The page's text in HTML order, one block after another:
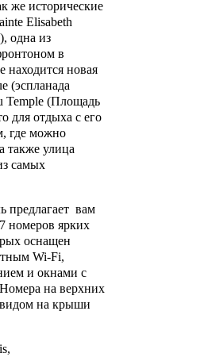
же исторические
Elisabeth
одна из
в
находится новая
(эспланада
Temple (Площадь
для отдыха с его
где можно
также улица
самых
предлагает вам
номеров ярких
оснащен
Wi-Fi,
и окнами с
на верхних
на крыши